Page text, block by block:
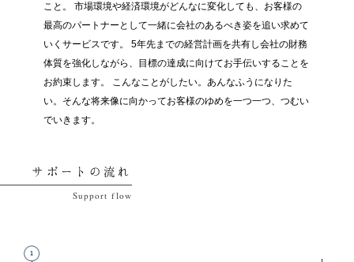
こと。
市場環境や経済環境がどんなに変化しても、 お客様の
最高のパートナーとして一緒に会社のあるべき姿を追い求めて
いくサービスです。
5年先までの経営計画を共有し会社の財務
体質を強化しながら、目標の達成に向けてお手伝いすることを
お約束します。
こんなことがしたい。 あんなふうになりた
い。 そんな将来像に向かってお客様のゆめを一つ一つ、つむい
でいきます。
サポートの流れ